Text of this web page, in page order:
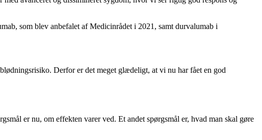
som blev anbefalet af Medicinrådet i 2021, samt durvalumab i
Derfor er det meget glædeligt, at vi nu har fået en god
er nu, om effekten varer ved. Et andet spørgsmål er, hvad man skal gøre